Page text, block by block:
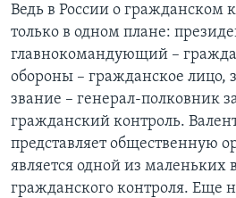
Ведь в России о гражданском
только в одном плане:
главнокомандующий –
обороны – гражданское лицо,
звание – генерал-полковник
гражданский контроль.
представляет общественную
является одной из маленьких
гражданского контроля. Еще